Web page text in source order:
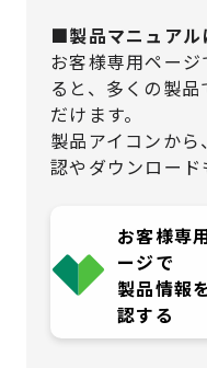
■製品マニュアル
お客様専用ペー
ると、多くの製
だけます。
製品アイコンか
認やダウンロード
お客様専
ージで
製品情報
認する